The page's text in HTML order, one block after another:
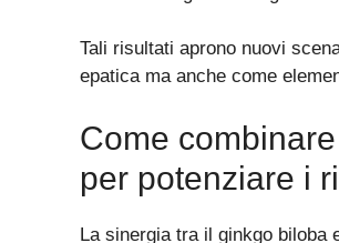
Tali risultati aprono nuovi
epatica ma anche come
Come
per potenziare i
La sinergia tra il ginkgo biloba